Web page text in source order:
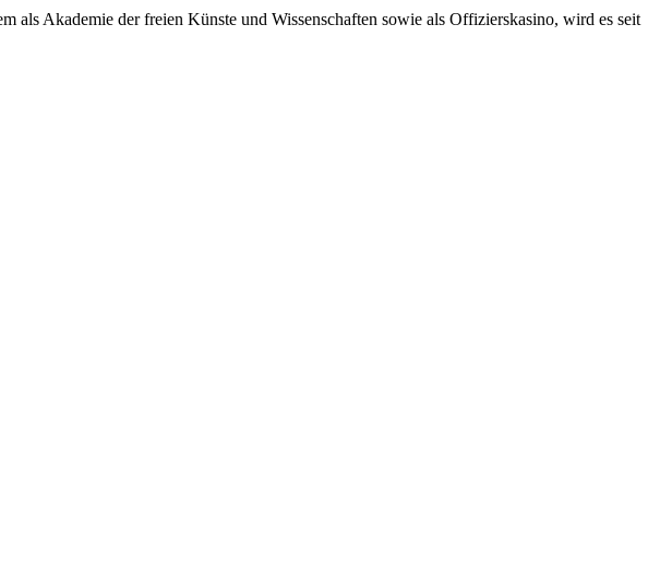
als Akademie der freien Künste und Wissenschaften sowie als Offizierskasino, wird es seit